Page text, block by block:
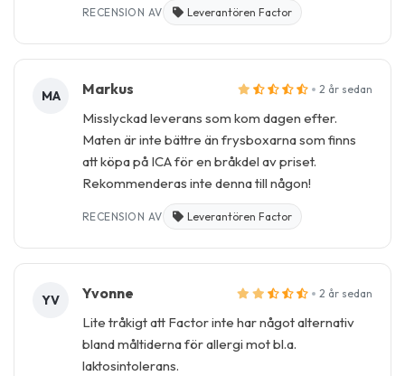
RECENSION AV Leverantören Factor
MA Markus 2 år sedan
Misslyckad leverans som kom dagen efter.
Maten är inte bättre än frysboxarna som finns
att köpa på ICA för en bråkdel av priset.
Rekommenderas inte denna till någon!
RECENSION AV Leverantören Factor
YV Yvonne 2 år sedan
Lite tråkigt att Factor inte har något alternativ
bland måltiderna för allergi mot bl.a.
laktosintolerans.